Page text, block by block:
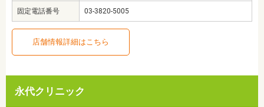
固定電話番号 03-3820-5005
店舗情報詳細はこちら
永代クリニック